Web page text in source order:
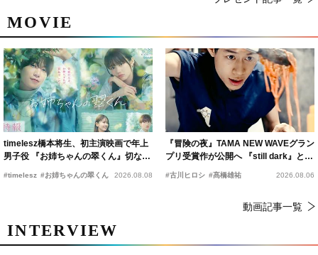
MOVIE
timelesz橋本将生、初主演映画で年上
男子役 『お姉ちゃんの翠くん』切ない
恋の幕開けを予感
#timelesz #お姉ちゃんの翠くん 2026.08.08
『冒険の夜』TAMA NEW WAVEグラン
プリ受賞作が公開へ 『still dark』と同
時上映決定
#古川ヒロシ #髙橋雄祐 2026.08.06
動画記事一覧
INTERVIEW